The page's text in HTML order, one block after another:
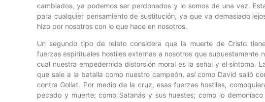
cambiados, ya podemos ser perdonados y lo somos de una vez.
para cualquier pensamiento de sustitución, ya que va demasiado
hizo por nosotros con lo que hace en nosotros.
Un segundo tipo de relato considera que la muerte de Cristo
fuerzas espirituales hostiles externas a nosotros que supuestamente
cual nuestra empedernida distorsión moral es la señal y el síntoma.
que sale a la batalla como nuestro campeón, así como David salió
contra Goliat. Por medio de la cruz, esas fuerzas hostiles,
pecado y muerte; como Satanás y sus huestes; como lo